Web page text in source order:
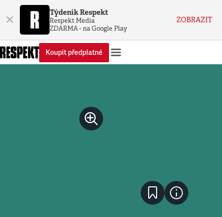
× Týdeník Respekt
Respekt Media
ZDARMA - na Google Play
ZOBRAZIT
Koupit předplatné